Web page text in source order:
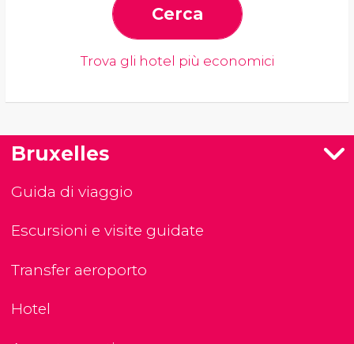
Cerca
Trova gli hotel più economici
Bruxelles
Guida di viaggio
Escursioni e visite guidate
Transfer aeroporto
Hotel